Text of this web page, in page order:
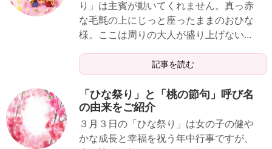
り」は主賓が動いてくれません。真っ赤
な毛氈の上にじっと座ったままのおひな
様。ここは周りの大人が盛り上げない...
記事を読む
「ひな祭り」と「桃の節句」呼び名
の由来をご紹介
３月３日の「ひな祭り」は女の子の健や
かな成長と幸福を祝う年中行事ですが、